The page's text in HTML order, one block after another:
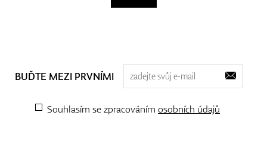
BUĎTE MEZI PRVNÍMI
Souhlasím se zpracováním osobních údajů